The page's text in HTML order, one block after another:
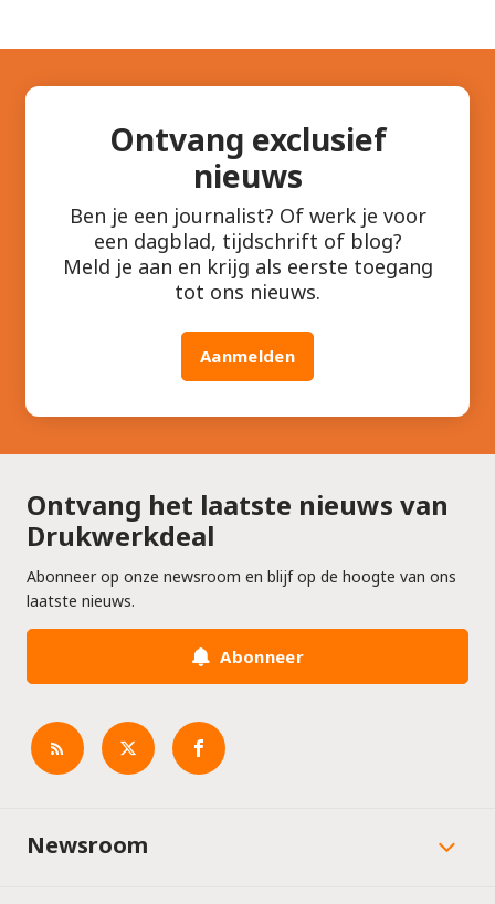
Ontvang exclusief
nieuws
Ben je een journalist? Of werk je voor
een dagblad, tijdschrift of blog?
Meld je aan en krijg als eerste toegang
tot ons nieuws.
Aanmelden
Ontvang het laatste nieuws van
Drukwerkdeal
Abonneer op onze newsroom en blijf op de hoogte van ons
laatste nieuws.
Abonneer
Newsroom